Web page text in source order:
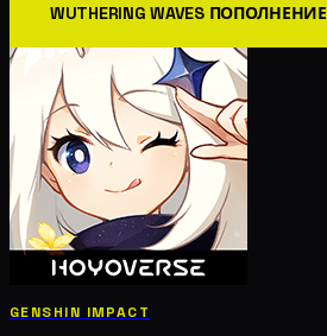
WUTHERING WAVES ПОПОЛНЕНИЕ
GENSHIN IMPACT